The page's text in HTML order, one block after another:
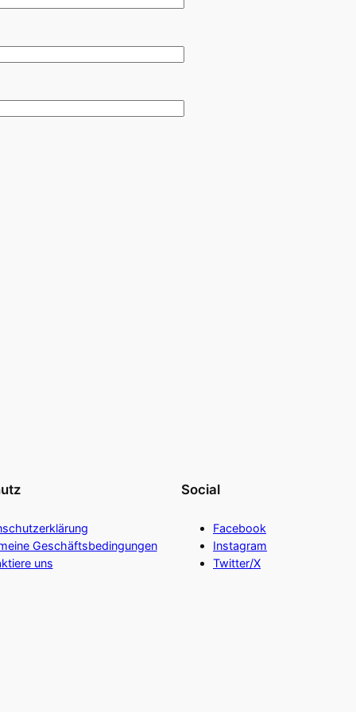
Geschäftsbedingungen
uns
Social
Facebook
Instagram
Twitter/X